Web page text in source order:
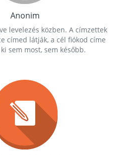
Anonim
levelezés közben. A címzettek
címed látják, a cél fiókod címe
sem most, sem később.